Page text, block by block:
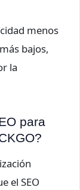
menos
bajos,
la
para
el SEO